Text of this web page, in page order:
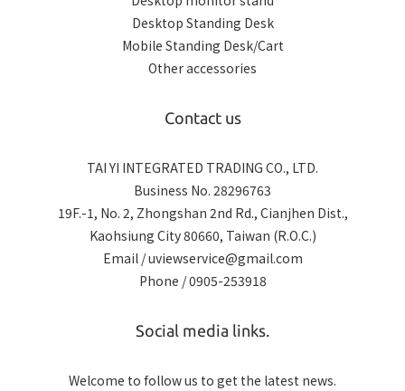
Desktop Standing Desk
Mobile Standing Desk/Cart
Other accessories
Contact us
TAI YI INTEGRATED TRADING CO., LTD.
Business No. 28296763
19F.-1, No. 2, Zhongshan 2nd Rd., Cianjhen Dist.,
Kaohsiung City 80660, Taiwan (R.O.C.)
Email / uviewservice@gmail.com
Phone / 0905-253918
Social media links.
Welcome to follow us to get the latest news.